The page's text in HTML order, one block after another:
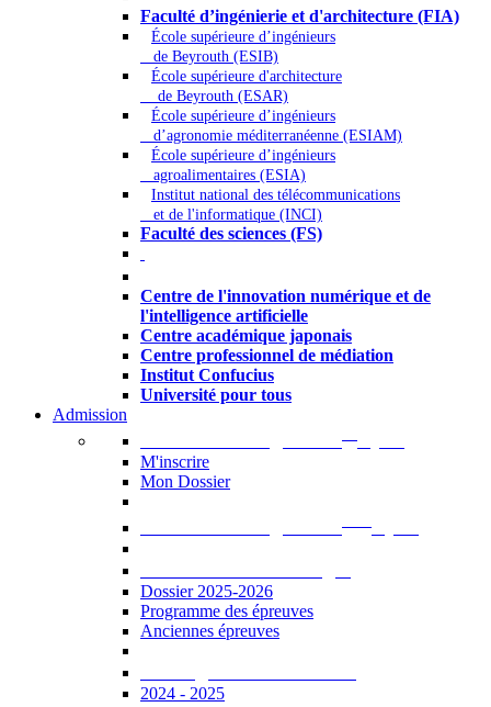
Faculté d’ingénierie et d'architecture (FIA)
École supérieure d’ingénieurs
de Beyrouth (ESIB)
École supérieure d'architecture
de Beyrouth (ESAR)
École supérieure d’ingénieurs
d’agronomie méditerranéenne (ESIAM)
École supérieure d’ingénieurs
agroalimentaires (ESIA)
Institut national des télécommunications
et de l'informatique (INCI)
Faculté des sciences (FS)
Centre de l'innovation numérique et de
l'intelligence artificielle
Centre académique japonais
Centre professionnel de médiation
Institut Confucius
Université pour tous
Admission
M'inscrire
Mon Dossier
Dossier 2025-2026
Programme des épreuves
Anciennes épreuves
2024 - 2025